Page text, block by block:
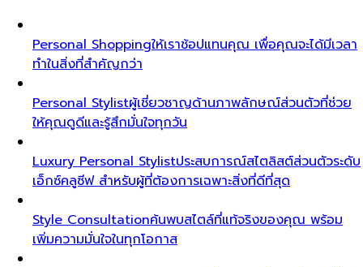
Personal Shoppingให้เราช้อปแทนคุณ เพื่อคุณจะได้มีเวลา
ทำในสิ่งที่สำคัญกว่า
Personal Stylistผู้เชี่ยวชาญด้านภาพลักษณ์ส่วนตัวที่ช่วย
ให้คุณดูดีและรู้สึกมั่นใจทุกวัน
Luxury Personal Stylistประสบการณ์สไตลิสต์ส่วนตัวระดับ
เอ็กซ์คลูซีฟ สำหรับผู้ที่ต้องการเฉพาะสิ่งที่ดีที่สุด
Style Consultationค้นพบสไตล์ที่แท้จริงของคุณ พร้อม
เพิ่มความมั่นใจในทุกโอกาส